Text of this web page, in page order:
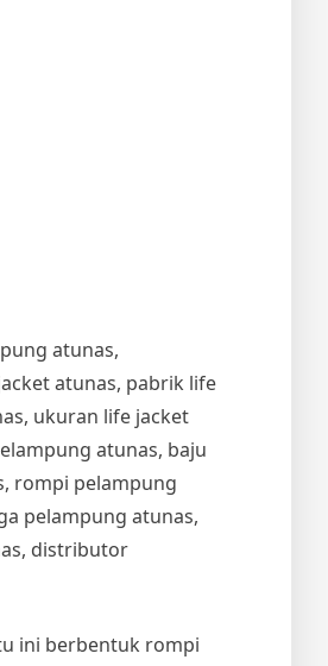
atunas,
atunas, pabrik life
ukuran life jacket
atunas, baju
rompi pelampung
pelampung atunas,
distributor
ini berbentuk rompi